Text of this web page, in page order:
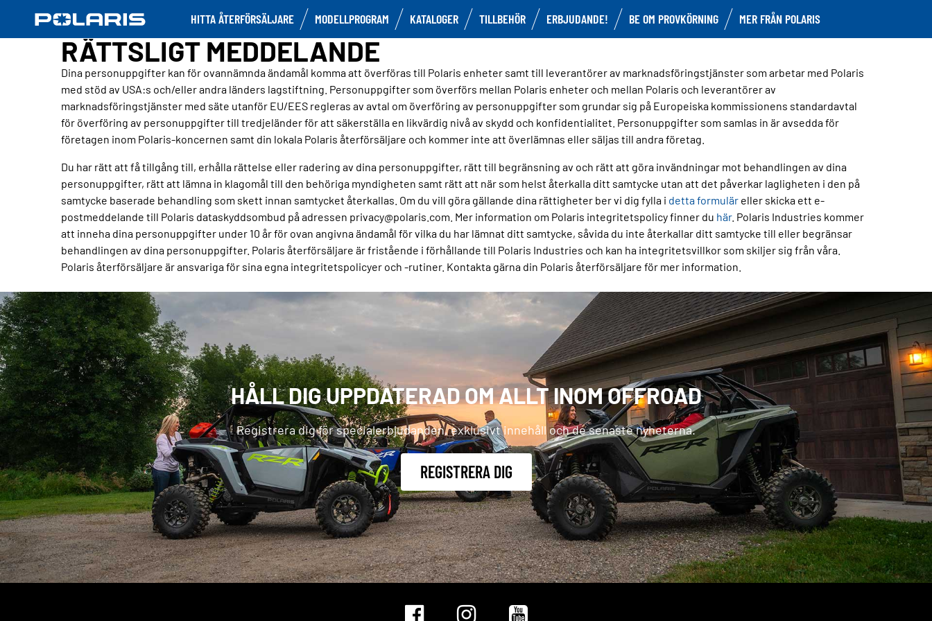
HITTA ÅTERFÖRSÄLJARE MODELLPROGRAM KATALOGER TILLBEHÖR ERBJUDANDE! BE OM PROVKÖRNING MER FRÅN POLARIS
RÄTTSLIGT MEDDELANDE
Dina personuppgifter kan för ovannämnda ändamål komma att överföras till Polaris enheter samt till leverantörer av marknadsföringstjänster som arbetar med Polaris
med stöd av USA:s och/eller andra länders lagstiftning. Personuppgifter som överförs mellan Polaris enheter och mellan Polaris och leverantörer av
marknadsföringstjänster med säte utanför EU/EES regleras av avtal om överföring av personuppgifter som grundar sig på Europeiska kommissionens standardavtal
för överföring av personuppgifter till tredjeländer för att säkerställa en likvärdig nivå av skydd och konfidentialitet. Personuppgifter som samlas in är avsedda för
företagen inom Polaris-koncernen samt din lokala Polaris återförsäljare och kommer inte att överlämnas eller säljas till andra företag.
Du har rätt att få tillgång till, erhålla rättelse eller radering av dina personuppgifter, rätt till begränsning av och rätt att göra invändningar mot behandlingen av dina
personuppgifter, rätt att lämna in klagomål till den behöriga myndigheten samt rätt att när som helst återkalla ditt samtycke utan att det påverkar lagligheten i den på
samtycke baserade behandling som skett innan samtycket återkallas. Om du vill göra gällande dina rättigheter ber vi dig fylla i detta formuläreller skicka ett e-
postmeddelande till Polaris dataskyddsombud på adressen privacy@polaris.com. Mer information om Polaris integritetspolicy finner du här. Polaris Industries kommer
att inneha dina personuppgifter under 10 år för ovan angivna ändamål för vilka du har lämnat ditt samtycke, såvida du inte återkallar ditt samtycke till eller begränsar
behandlingen av dina personuppgifter. Polaris återförsäljare är fristående i förhållande till Polaris Industries och kan ha integritetsvillkor som skiljer sig från våra.
Polaris återförsäljare är ansvariga för sina egna integritetspolicyer och -rutiner. Kontakta gärna din Polaris återförsäljare för mer information.
HÅLL DIG UPPDATERAD OM ALLT INOM OFFROAD
Registrera dig för specialerbjudanden, exklusivt innehåll och de senaste nyheterna.
REGISTRERA DIG